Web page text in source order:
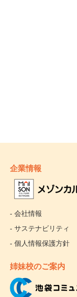
企業情報
- 会社情報
- サステナビリティ
- 個人情報保護方針
姉妹校のご案内